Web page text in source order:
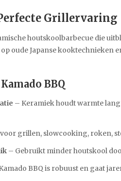
Grillervaring
houtskoolbarbecue die
oude Japanse
BBQ
– Keramiek houdt warmte
grillen, slowcooking, roken,
– Gebruikt minder houtskool
BBQ is robuust en gaat